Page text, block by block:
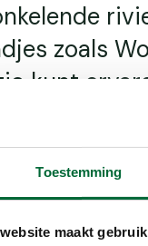
Toestemming
maakt
zoals
kunt